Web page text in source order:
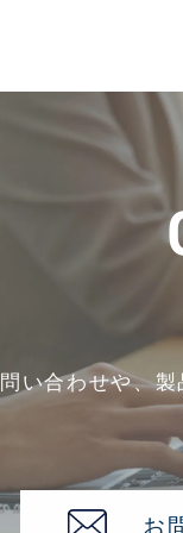
い合わせや、製
お